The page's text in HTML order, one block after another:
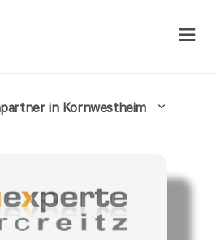
in Kornwestheim